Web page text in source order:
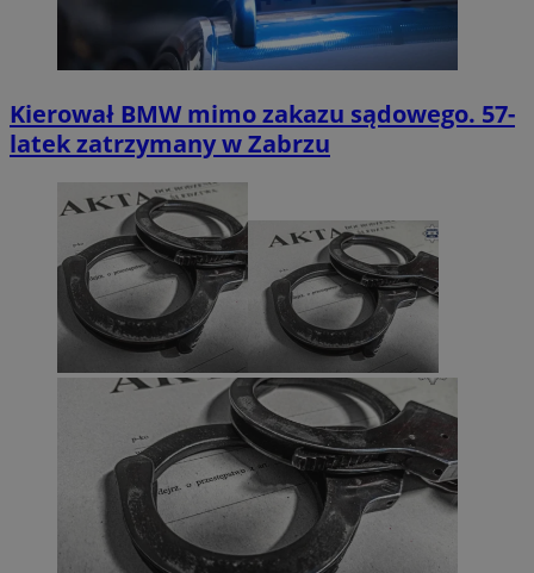
Kierował BMW mimo zakazu sądowego. 57-
latek zatrzymany w Zabrzu